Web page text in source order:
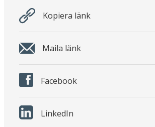
Kopiera länk
Maila länk
Facebook
LinkedIn